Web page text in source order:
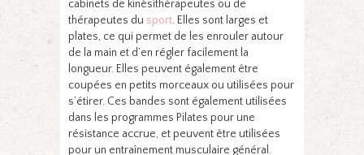
cabinets de kinésithérapeutes ou de
thérapeutes du sport. Elles sont larges et
plates, ce qui permet de les enrouler autour
de la main et d’en régler facilement la
longueur. Elles peuvent également être
coupées en petits morceaux ou utilisées pour
s’étirer. Ces bandes sont également utilisées
dans les programmes Pilates pour une
résistance accrue, et peuvent être utilisées
pour un entraînement musculaire général.